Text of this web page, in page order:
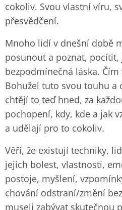
cokoliv. Svou vlastní víru,
přesvědčení.
Mnoho lidí v dnešní době
posunout a poznat, pocítit,
bezpodmínečná láska.
Bohužel tuto svou touhu a
chtějí to teď hned, za
pochopení, kdy, kde a jak
a udělají pro to cokoliv.
Věří, že existují techniky,
jejich bolest, vlastnosti,
postoje, myšlení,
chování odstraní/změní
museli zabývat skutečnou